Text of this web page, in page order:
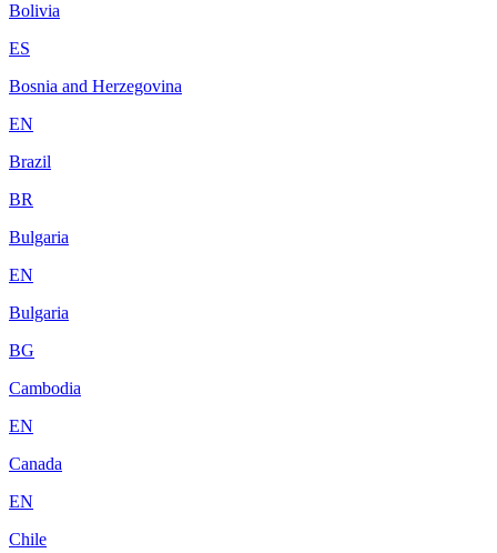
Bolivia
ES
Bosnia and Herzegovina
EN
Brazil
BR
Bulgaria
EN
Bulgaria
BG
Cambodia
EN
Canada
EN
Chile